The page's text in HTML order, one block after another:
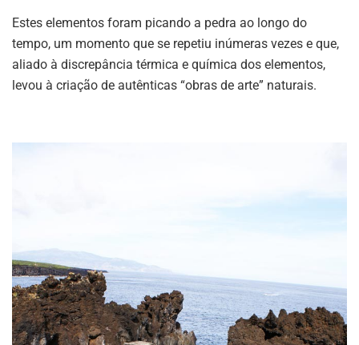
Estes elementos foram picando a pedra ao longo do
tempo, um momento que se repetiu inúmeras vezes e que,
aliado à discrepância térmica e química dos elementos,
levou à criação de autênticas “obras de arte” naturais.